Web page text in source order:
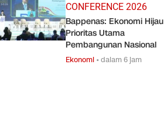
CONFERENCE 2026
Bappenas: Ekonomi Hijau
Prioritas Utama
Pembangunan Nasional
Ekonomi •dalam 6 jam